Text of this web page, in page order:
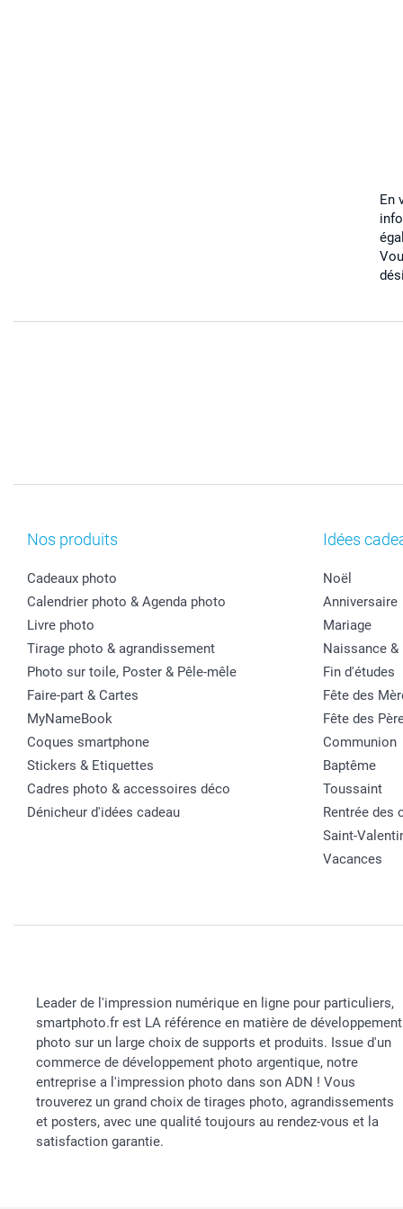
En
Nos produits
Cadeaux photo
Calendrier photo & Agenda photo
Livre photo
Tirage photo & agrandissement
Photo sur toile, Poster & Pêle-mêle
Faire-part & Cartes
MyNameBook
Coques smartphone
Stickers & Etiquettes
Cadres photo & accessoires déco
Dénicheur d'idées cadeau
Idées
Noël
Anniversaire
Mariage
Naissance &
Fin d'études
Fête des
Fête des
Communion
Baptême
Toussaint
Rentrée des
Saint-
Vacances
Leader de l'impression numérique en ligne pour particuliers,
smartphoto.fr est LA référence en matière de développement
photo sur un large choix de supports et produits. Issue d'un
commerce de développement photo argentique, notre
entreprise a l'impression photo dans son ADN ! Vous
trouverez un grand choix de tirages photo, agrandissements
et posters, avec une qualité toujours au rendez-vous et la
satisfaction garantie.